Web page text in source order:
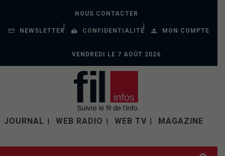
NOUS CONTACTER
NEWSLETTER CONFIDENTIALITÉ MON COMPTE
VENDREDI LE 7 AOÛT 2026
JOURNAL WEB RADIO WEB TV MAGAZINE